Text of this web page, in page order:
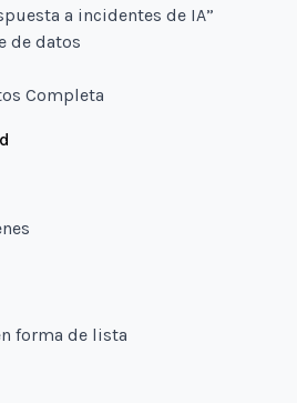
a incidentes de IA”
de datos
Completa
forma de lista